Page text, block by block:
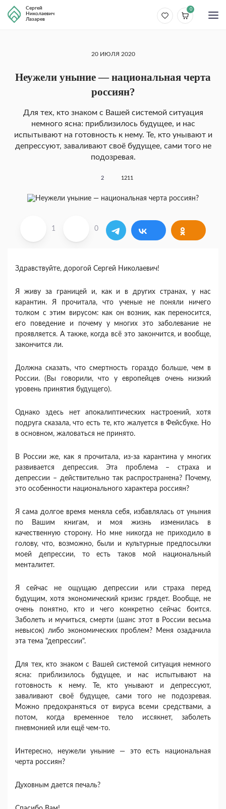
Сергей
Николаевич
Лазарев
0
20 ИЮЛЯ 2020
Неужели уныние — национальная черта
россиян?
Для тех, кто знаком с Вашей системой ситуация
немного ясна: приблизилось будущее, и нас
испытывают на готовность к нему. Те, кто унывают и
депрессуют, заваливают своё будущее, сами того не
подозревая.
2 1211
1 0
Здравствуйте, дорогой Сергей Николаевич!
Я живу за границей и, как и в других странах, у нас
карантин. Я прочитала, что ученые не поняли ничего
толком с этим вирусом: как он возник, как переносится,
его поведение и почему у многих это заболевание не
проявляется. А также, когда всё это закончится, и вообще,
закончится ли.
Должна сказать, что смертность гораздо больше, чем в
России. (Вы говорили, что у европейцев очень низкий
уровень принятия будущего).
Однако здесь нет апокалиптических настроений, хотя
подруга сказала, что есть те, кто жалуется в Фейсбуке. Но
в основном, жаловаться не принято.
В России же, как я прочитала, из-за карантина у многих
развивается депрессия. Эта проблема – страха и
депрессии – действительно так распространена? Почему,
это особенности национального характера россиян?
Я сама долгое время меняла себя, избавлялась от уныния
по Вашим книгам, и моя жизнь изменилась в
качественную сторону. Но мне никогда не приходило в
голову, что, возможно, были и культурные предпосылки
моей депрессии, то есть таков мой национальный
менталитет.
Я сейчас не ощущаю депрессии или страха перед
будущим, хотя экономический кризис грядет. Вообще, не
очень понятно, кто и чего конкретно сейчас боится.
Заболеть и мучиться, смерти (шанс этот в России весьма
невысок) либо экономических проблем? Меня озадачила
эта тема "депрессии".
Для тех, кто знаком с Вашей системой ситуация немного
ясна: приблизилось будущее, и нас испытывают на
готовность к нему. Те, кто унывают и депрессуют,
заваливают своё будущее, сами того не подозревая.
Можно предохраняться от вируса всеми средствами, а
потом, когда временное тело иссякнет, заболеть
пневмонией или ещё чем-то.
Интересно, неужели уныние — это есть национальная
черта россиян?
Духовным дается печаль?